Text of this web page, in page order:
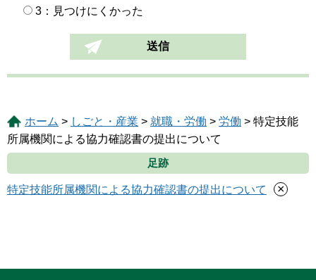
3：見つけにくかった
ホーム > しごと・産業 > 就職・労働 > 労働 > 特定技能
所属機関による協力確認書の提出について
足跡
特定技能所属機関による協力確認書の提出について ×